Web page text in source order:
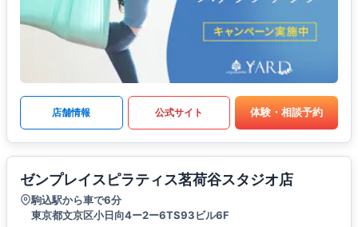
店舗情報 公式サイト 体験・相談予約
ゼンプレイスピラティス茗荷谷スタジオ店
駒込駅から車で6分
東京都文京区小日向4ー2ー6TS93ビル6F